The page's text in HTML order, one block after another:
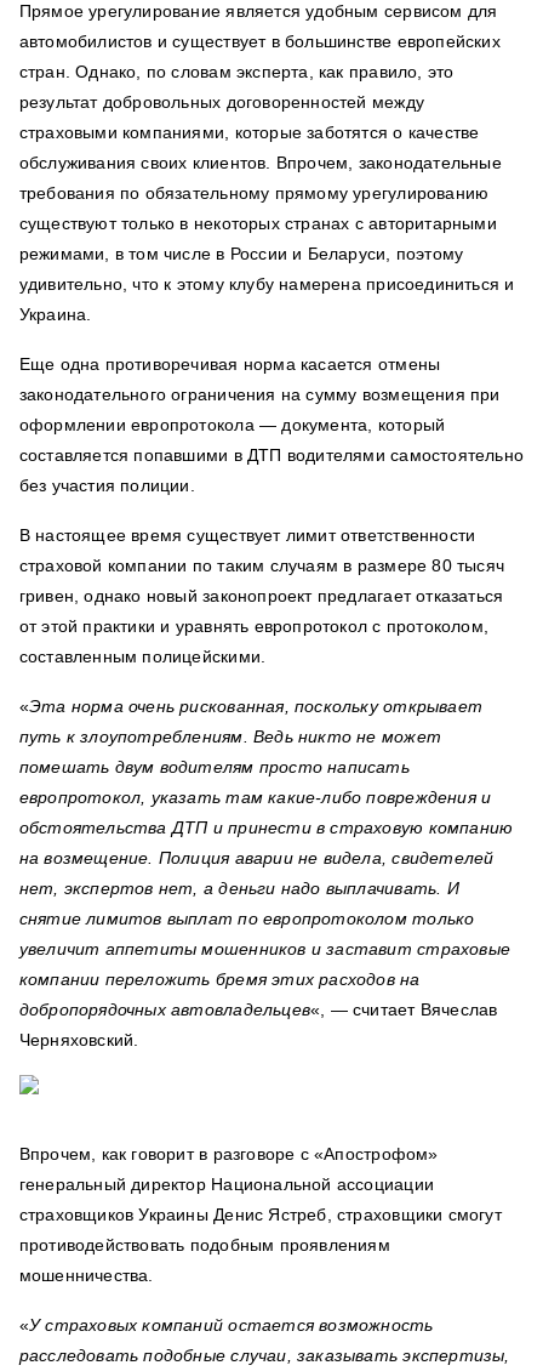
Прямое урегулирование является удобным сервисом для
автомобилистов и существует в большинстве европейских
стран. Однако, по словам эксперта, как правило, это
результат добровольных договоренностей между
страховыми компаниями, которые заботятся о качестве
обслуживания своих клиентов. Впрочем, законодательные
требования по обязательному прямому урегулированию
существуют только в некоторых странах с авторитарными
режимами, в том числе в России и Беларуси, поэтому
удивительно, что к этому клубу намерена присоединиться и
Украина.
Еще одна противоречивая норма касается отмены
законодательного ограничения на сумму возмещения при
оформлении европротокола — документа, который
составляется попавшими в ДТП водителями самостоятельно
без участия полиции.
В настоящее время существует лимит ответственности
страховой компании по таким случаям в размере 80 тысяч
гривен, однако новый законопроект предлагает отказаться
от этой практики и уравнять европротокол с протоколом,
составленным полицейскими.
«Эта норма очень рискованная, поскольку открывает
путь к злоупотреблениям. Ведь никто не может
помешать двум водителям просто написать
европротокол, указать там какие-либо повреждения и
обстоятельства ДТП и принести в страховую компанию
на возмещение. Полиция аварии не видела, свидетелей
нет, экспертов нет, а деньги надо выплачивать. И
снятие лимитов выплат по европротоколом только
увеличит аппетиты мошенников и заставит страховые
компании переложить бремя этих расходов на
добропорядочных автовладельцев«, — считает Вячеслав
Черняховский.
Впрочем, как говорит в разговоре с «Апострофом»
генеральный директор Национальной ассоциации
страховщиков Украины Денис Ястреб, страховщики смогут
противодействовать подобным проявлениям
мошенничества.
«У страховых компаний остается возможность
расследовать подобные случаи, заказывать экспертизы,